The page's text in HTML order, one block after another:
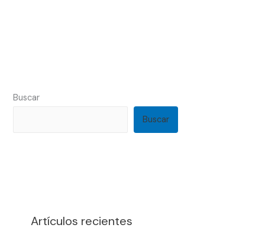
Buscar
Buscar
Artículos recientes